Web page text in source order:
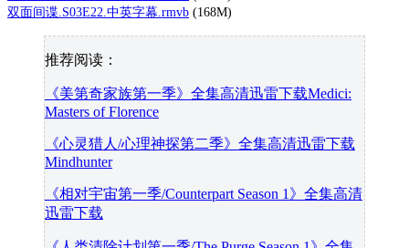
双面间谍.S03E22.中英字幕.rmvb (168M)
推荐阅读：
《美第奇家族第一季》全集高清迅雷下载Medici:
Masters of Florence
《心灵猎人/心理神探第二季》全集高清迅雷下载
Mindhunter
《相对宇宙第一季/Counterpart Season 1》全集高清
迅雷下载